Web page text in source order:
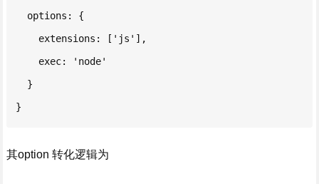
options: {
extensions: ['js'],
exec: 'node'
}
}
其option 转化逻辑为